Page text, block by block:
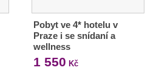
Pobyt ve 4* hotelu v
Praze i se snídaní a
wellness
1 550 Kč